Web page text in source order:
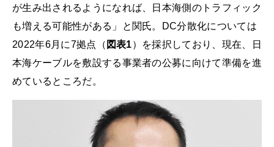
が生み出されるようになれば、日本海側のトラフィック
も増える可能性がある」と関氏。DC分散化については
2022年6月に7拠点（ 図表1）を採択しており、現在、日
本海ケーブルを敷設する事業者の公募に向けて準備を進
めているところだ。